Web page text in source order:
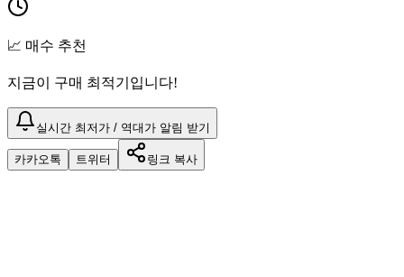
📈 매수 추천
지금이 구매 최적기입니다!
실시간 최저가 / 역대가 알림 받기
카카오톡 트위터 링크 복사